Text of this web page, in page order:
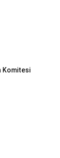
Komitesi